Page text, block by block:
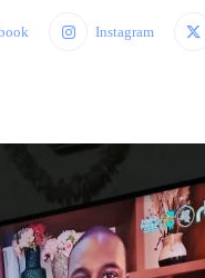
Instagram